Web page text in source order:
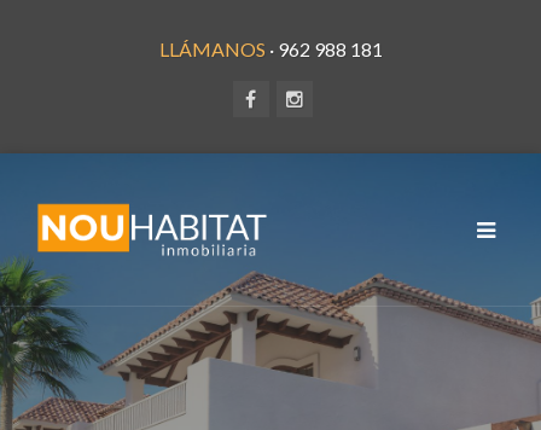
LLÁMANOS · 962 988 181
Toggle